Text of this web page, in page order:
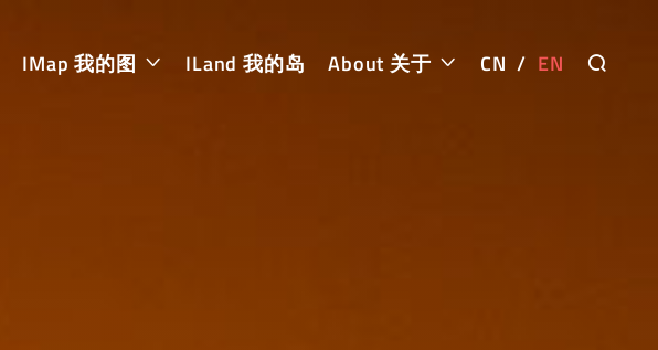
IMap 我的图 ILand 我的岛 About 关于 CN / EN